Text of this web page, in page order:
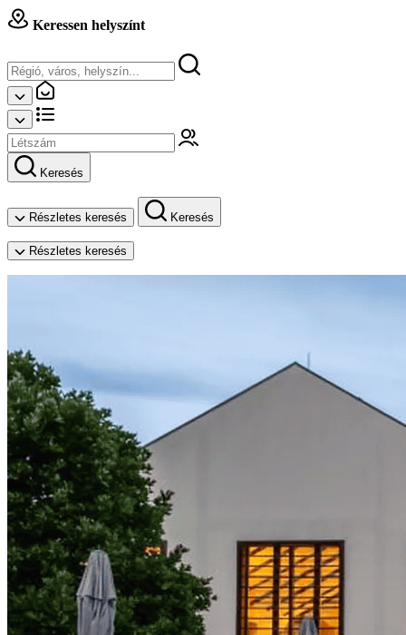
Keressen helyszínt
Keresés
Részletes keresés Keresés
Részletes keresés